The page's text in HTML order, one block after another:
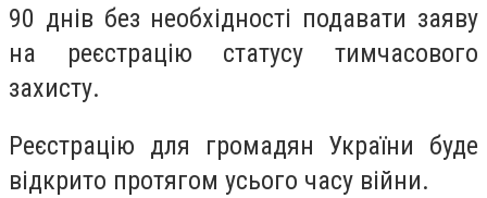
90 днів без необхідності подавати заяву
на реєстрацію статусу тимчасового
захисту.
Реєстрацію для громадян України буде
відкрито протягом усього часу війни.